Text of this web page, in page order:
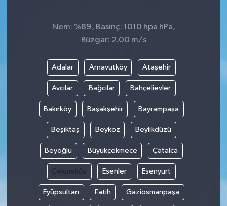
Nem: %89, Basınç: 1010 hpa hPa,
Rüzgar: 2.00 m/s
Adalar Arnavutköy Ataşehir
Avcılar Bağcılar Bahçelievler
Bakırköy Başakşehir Bayrampaşa
Beşiktaş Beykoz Beylikdüzü
Beyoğlu Büyükçekmece Çatalca
Çekmeköy Esenler Esenyurt
Eyüpsultan Fatih Gaziosmanpaşa